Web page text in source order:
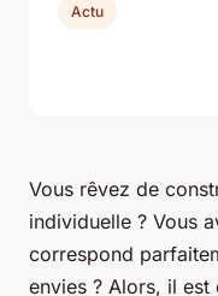
Vous rêvez de
individuelle ? Vous
correspond
envies ? Alors, il est
Actu